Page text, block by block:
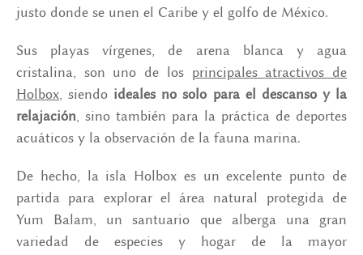
justo donde se unen el Caribe y el golfo de México.
Sus playas vírgenes, de arena blanca y agua
cristalina, son uno de los principales atractivos de
Holbox, siendo ideales no solo para el descanso y la
relajación, sino también para la práctica de deportes
acuáticos y la observación de la fauna marina.
De hecho, la isla Holbox es un excelente punto de
partida para explorar el área natural protegida de
Yum Balam, un santuario que alberga una gran
variedad de especies y hogar de la mayor